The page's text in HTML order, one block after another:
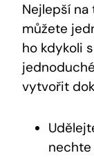
Nejlepší
můžete
ho kdykoli
vytvořit